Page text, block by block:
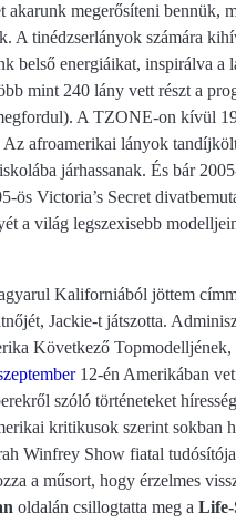
akarunk megerősíteni bennük,
A tinédzserlányok számára
belső energiáikat, inspirálva a
mint 240 lány vett részt a
A TZONE-on kívül
afroamerikai lányok
járhassanak. És bár
Victoria’s Secret
a világ legszexisebb
Kaliforniából jöttem
Jackie-t játszotta.
Következő Topmodelljének,
12-én Amerikában
szóló történeteket
kritikusok szerint sokban
Winfrey Show fiatal
a műsort, hogy érzelmes
oldalán csillogtatta meg a Life-